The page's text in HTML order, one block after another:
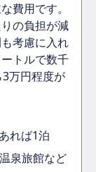
費用です。
の負担が減
考慮に入れ
トルで数千
万円程度が
れば1泊
泉旅館など